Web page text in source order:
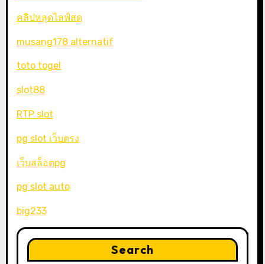
คลิปหลุดไลฟ์สด
musang178 alternatif
toto togel
slot88
RTP slot
pg slot เว็บตรง
เว็บสล็อตpg
pg slot auto
big233
Search